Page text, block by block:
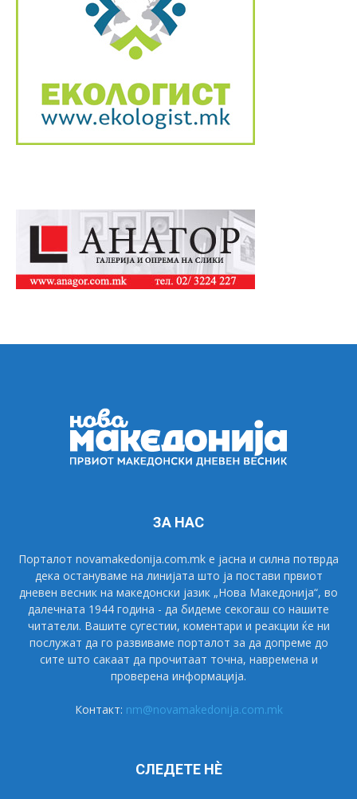
ЗА НАС
Порталот novamakedonija.com.mk е јасна и силна потврда
дека остануваме на линијата што ја постави првиот
дневен весник на македонски јазик „Нова Македонија“, во
далечната 1944 година - да бидеме секогаш со нашите
читатели. Вашите сугестии, коментари и реакции ќе ни
послужат да го развиваме порталот за да допреме до
сите што сакаат да прочитаат точна, навремена и
проверена информација.
Контакт: nm@novamakedonija.com.mk
СЛЕДЕТЕ НÈ